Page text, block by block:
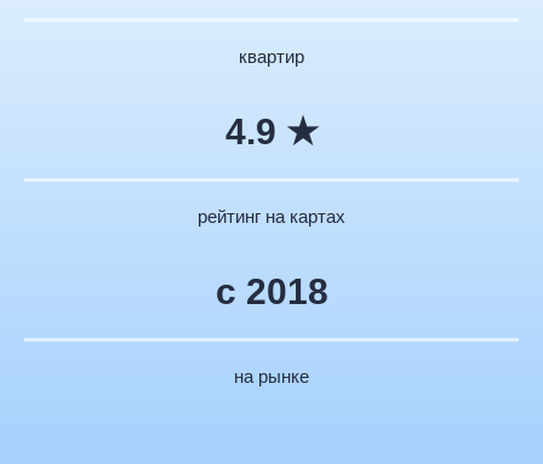
квартир
4.9 ★
рейтинг на картах
с 2018
на рынке